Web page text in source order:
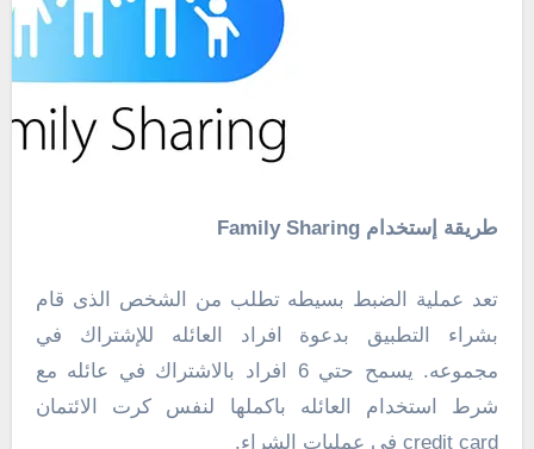
طريقة إستخدام Family Sharing
تعد عملية الضبط بسيطه تطلب من الشخص الذى قام
بشراء التطبيق بدعوة افراد العائله للإشتراك في
مجموعه. يسمح حتي 6 افراد بالاشتراك في عائله مع
شرط استخدام العائله باكملها لنفس كرت الائتمان
credit card في عمليات الشراء.